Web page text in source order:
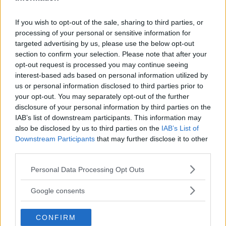
If you wish to opt-out of the sale, sharing to third parties, or
processing of your personal or sensitive information for
targeted advertising by us, please use the below opt-out
section to confirm your selection. Please note that after your
opt-out request is processed you may continue seeing
interest-based ads based on personal information utilized by
us or personal information disclosed to third parties prior to
your opt-out. You may separately opt-out of the further
disclosure of your personal information by third parties on the
IAB’s list of downstream participants. This information may
also be disclosed by us to third parties on the IAB’s List of
Downstream Participants that may further disclose it to other
Please note that this website/app uses one or more Google
not limited to your visit or usage behaviour. You may click to
use your data for below specified purposes in below Google
consent section.
Personal Data Processing Opt Outs
Google consents
CONFIRM
I fabrik har Toyota redan genomfört
förändringar för att lösa problemet, därför
behöver produktionen inte stoppas i Europa,
vilket har varit fallet i USA.
Toyotas europeiska avdelning menar att inga
olyckor inträffat orsakade av problemet i
Europa. I USA rapporteras det däremot om flera
dödsolyckor.
I Sverige gäller återkallningen 52 500 bilar.
Några tusen av dessa finns ännu i lager och har
inte sålts.
- Vi kommer att kontakta alla våra kunder inom
några veckor, säger Bengt Dahlström.